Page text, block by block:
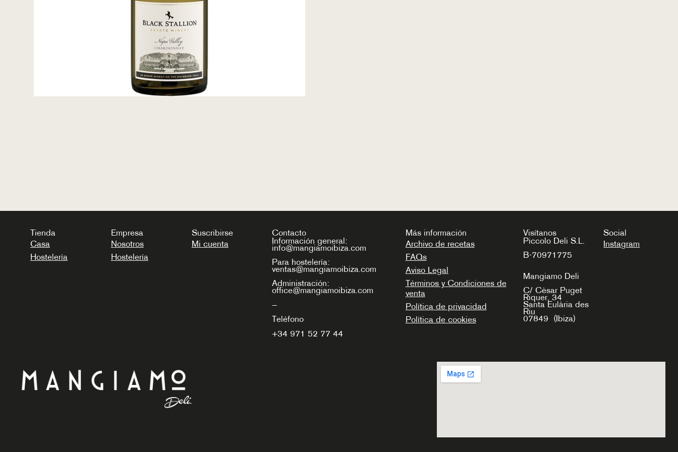
Tienda
Casa
Hostelería
Empresa
Nosotros
Hostelería
Suscribirse
Mi cuenta
Contacto
Información general:
info@mangiamoibiza.com
Para hostelería:
ventas@mangiamoibiza.com
Administración:
office@mangiamoibiza.com
—
Teléfono
+34 971 52 77 44
Más información
Archivo de recetas
FAQs
Aviso Legal
Términos y Condiciones de
venta
Política de privacidad
Política de cookies
Visítanos
Piccolo Deli S.L.
B-70971775
Mangiamo Deli
C/ Cèsar Puget
Riquer, 34
Santa Eulària des
Riu
07849 (Ibiza)
Social
Instagram